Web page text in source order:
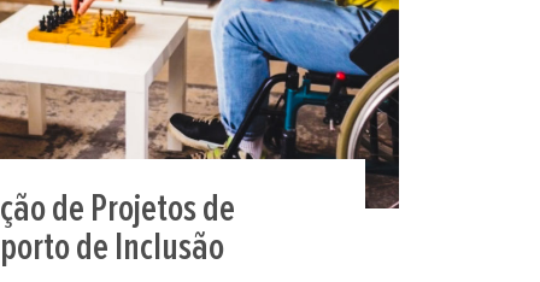
de Projetos de
de Inclusão